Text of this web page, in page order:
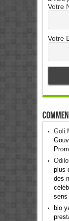
Votre
Votre
Goli
plus
des
sens
bio